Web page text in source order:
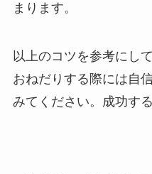
まります。
以上のコツを参考にし
おねだりする際には自
みてください。成功す